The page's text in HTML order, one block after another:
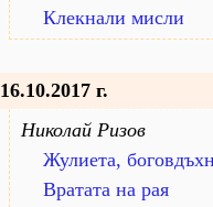
Клекнали мисли
16.10.2017 г.
Николай Ризов
Жулиета,
Вратата на рая